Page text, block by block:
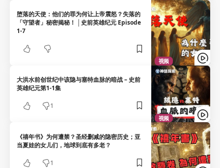
视频
堕落的天使：他们的罪为何让上帝震怒？失落的
「守望者」秘密揭秘！ │史前英雄纪元 Episode
1-7
视频
大洪水前创世纪中该隐与塞特血脉的暗战 – 史前
英雄纪元第1-1集
1
《禧年书》为何遭禁？圣经删减的隐密历史；亚
当夏娃的女儿们，地球到底有多老？
1